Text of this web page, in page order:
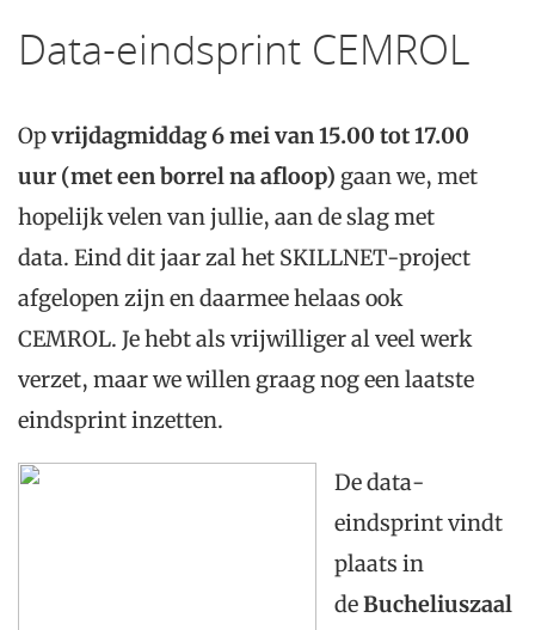
Data-eindsprint CEMROL
Opvrijdagmiddag 6 mei van 15.00 tot 17.00
uur (met een borrel na afloop) gaan we, met
hopelijk velen van jullie, aan de slag met
data. Eind dit jaar zal het SKILLNET-project
afgelopen zijn en daarmee helaas ook
CEMROL. Je hebt als vrijwilliger al veel werk
verzet, maar we willen graag nog een laatste
eindsprint inzetten.
De data-
eindsprint vindt
plaats in
deBucheliuszaal